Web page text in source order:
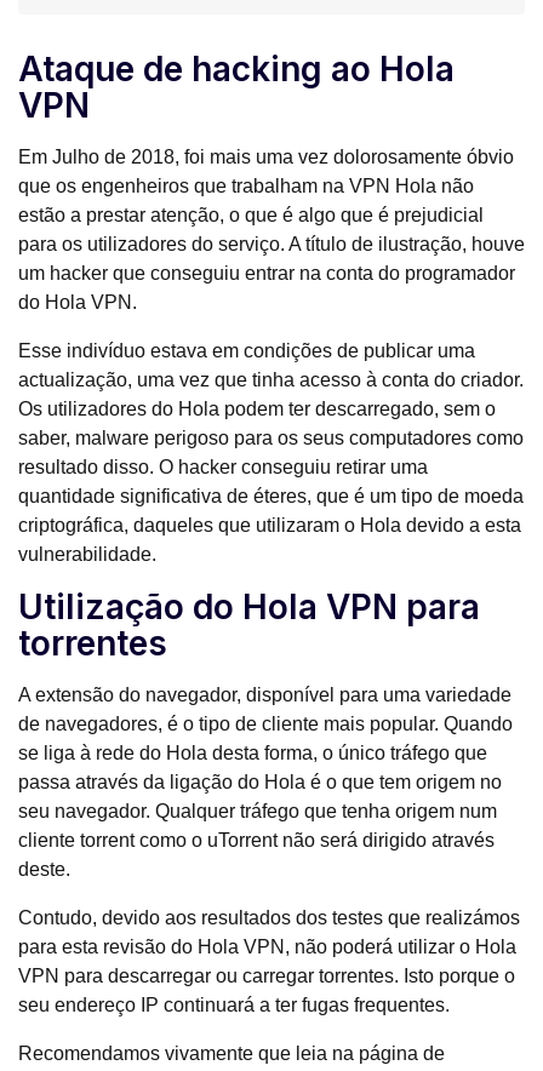
Ataque de hacking ao Hola
VPN
Em Julho de 2018, foi mais uma vez dolorosamente óbvio
que os engenheiros que trabalham na VPN Hola não
estão a prestar atenção, o que é algo que é prejudicial
para os utilizadores do serviço. A título de ilustração, houve
um hacker que conseguiu entrar na conta do programador
do Hola VPN.
Esse indivíduo estava em condições de publicar uma
actualização, uma vez que tinha acesso à conta do criador.
Os utilizadores do Hola podem ter descarregado, sem o
saber, malware perigoso para os seus computadores como
resultado disso. O hacker conseguiu retirar uma
quantidade significativa de éteres, que é um tipo de moeda
criptográfica, daqueles que utilizaram o Hola devido a esta
vulnerabilidade.
Utilização do Hola VPN para
torrentes
A extensão do navegador, disponível para uma variedade
de navegadores, é o tipo de cliente mais popular. Quando
se liga à rede do Hola desta forma, o único tráfego que
passa através da ligação do Hola é o que tem origem no
seu navegador. Qualquer tráfego que tenha origem num
cliente torrent como o uTorrent não será dirigido através
deste.
Contudo, devido aos resultados dos testes que realizámos
para esta revisão do Hola VPN, não poderá utilizar o Hola
VPN para descarregar ou carregar torrentes. Isto porque o
seu endereço IP continuará a ter fugas frequentes.
Recomendamos vivamente que leia na página de